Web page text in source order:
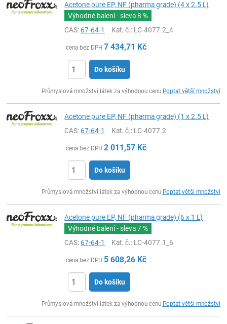
Acetone pure EP, NF (pharma grade) (4 x 2.5 L)
Výhodné balení - sleva8 %
CAS:67-64-1 Kat. č.: LC-4077.2_4
cena bez DPH 7 434,71 Kč
Do košíku
Průmyslová množství látek za výhodnou cenu Poptat větší množství
Acetone pure EP, NF (pharma grade) (1 x 2.5 L)
CAS:67-64-1 Kat. č.: LC-4077.2
cena bez DPH 2 011,57 Kč
Do košíku
Průmyslová množství látek za výhodnou cenu Poptat větší množství
Acetone pure EP, NF (pharma grade) (6 x 1 L)
Výhodné balení - sleva7 %
CAS:67-64-1 Kat. č.: LC-4077.1_6
cena bez DPH 5 608,26 Kč
Do košíku
Průmyslová množství látek za výhodnou cenu Poptat větší množství